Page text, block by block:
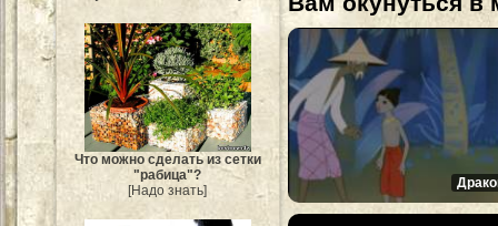
Что можно сделать из сетки
"рабица"?
[Надо знать]